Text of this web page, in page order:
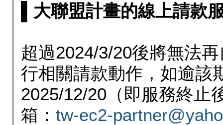
▌大聯盟計畫的線上請款
超過2024/3/20後將無法
行相關請款動作，如逾該
2025/12/20（即服務終止
箱： tw-ec2-